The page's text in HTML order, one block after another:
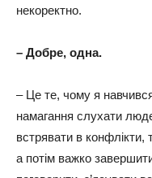
некоректно.
– Добре, одна.
– Це те, чому я
намагання слухати
встрявати в конфлікти,
а потім важко